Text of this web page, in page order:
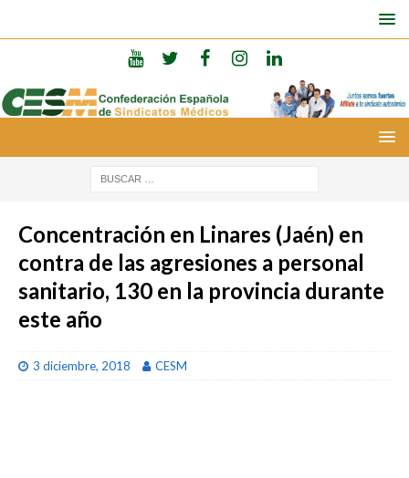
Concentración en Linares (Jaén) en
contra de las agresiones a personal
sanitario, 130 en la provincia durante
este año
3 diciembre, 2018 CESM